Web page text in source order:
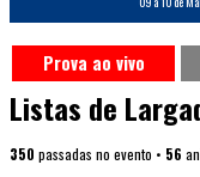
Prova ao vivo
Listas de
350 passadas no evento • 56